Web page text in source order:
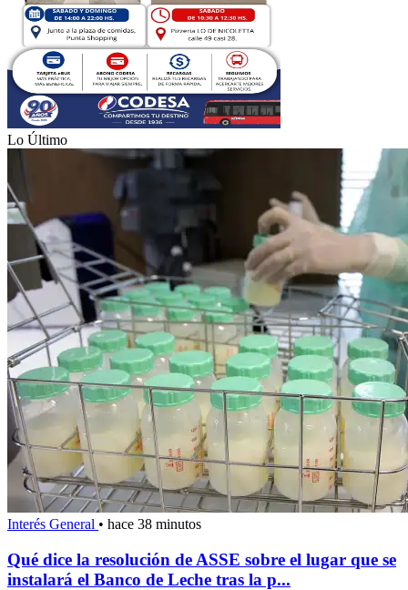
Lo Último
Interés General • hace 38 minutos
Qué dice la resolución de ASSE sobre el lugar que se
instalará el Banco de Leche tras la p...